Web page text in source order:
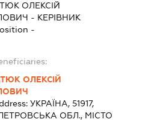
ОЛЕКСІЙ
- КЕРІВНИК
-
ОЛЕКСІЙ
УКРАЇНА, 51917,
ОБЛ., МІСТО